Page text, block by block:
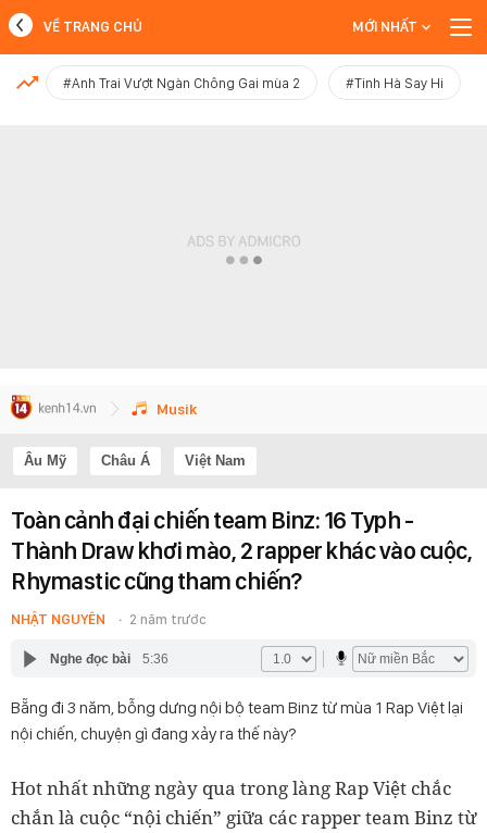
MỚI NHẤT
VỀ TRANG CHỦ MỚI NHẤT
#Anh Trai Vượt Ngàn Chông Gai mùa 2 #Tinh Hà Say Hi
Musik
Âu Mỹ Châu Á Việt Nam
Toàn cảnh đại chiến team Binz: 16 Typh -
Thành Draw khơi mào, 2 rapper khác vào cuộc,
Rhymastic cũng tham chiến?
NHẬT NGUYÊN 2 năm trước
Nghe đọc bài 5:36
Bẵng đi 3 năm, bỗng dưng nội bộ team Binz từ mùa 1 Rap Việt lại
nội chiến, chuyện gì đang xảy ra thế này?
Hot nhất những ngày qua trong làng Rap Việt chắc
chắn là cuộc “nội chiến” giữa các rapper team Binz từ